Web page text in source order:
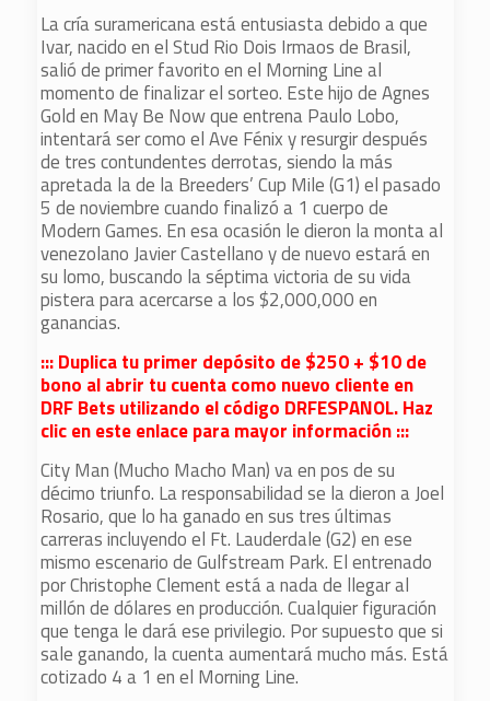
La cría suramericana está entusiasta debido a que
Ivar, nacido en el Stud Rio Dois Irmaos de Brasil,
salió de primer favorito en el Morning Line al
momento de finalizar el sorteo. Este hijo de Agnes
Gold en May Be Now que entrena Paulo Lobo,
intentará ser como el Ave Fénix y resurgir después
de tres contundentes derrotas, siendo la más
apretada la de la Breeders’ Cup Mile (G1) el pasado
5 de noviembre cuando finalizó a 1 cuerpo de
Modern Games. En esa ocasión le dieron la monta al
venezolano Javier Castellano y de nuevo estará en
su lomo, buscando la séptima victoria de su vida
pistera para acercarse a los $2,000,000 en
ganancias.
::: Duplica tu primer depósito de $250 + $10 de
bono al abrir tu cuenta como nuevo cliente en
DRF Bets utilizando el código DRFESPANOL. Haz
clic en este enlace para mayor información :::
City Man (Mucho Macho Man) va en pos de su
décimo triunfo. La responsabilidad se la dieron a Joel
Rosario, que lo ha ganado en sus tres últimas
carreras incluyendo el Ft. Lauderdale (G2) en ese
mismo escenario de Gulfstream Park. El entrenado
por Christophe Clement está a nada de llegar al
millón de dólares en producción. Cualquier figuración
que tenga le dará ese privilegio. Por supuesto que si
sale ganando, la cuenta aumentará mucho más. Está
cotizado 4 a 1 en el Morning Line.